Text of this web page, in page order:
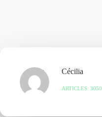
Cécilia
ARTICLES: 3050